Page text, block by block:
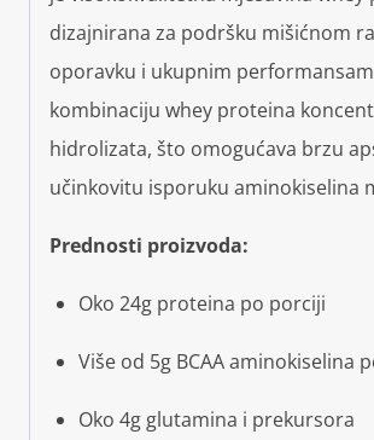
dizajnirana za podršku mišićnom
oporavku i ukupnim
kombinaciju whey proteina
hidrolizata, što omogućava brzu
učinkovitu isporuku aminokiselina
Prednosti proizvoda:
Oko 24g proteina po porciji
Više od 5g BCAA aminokiselina
Oko 4g glutamina i prekursora